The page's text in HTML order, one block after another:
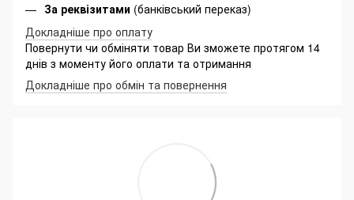
За реквізитами (банківський переказ)
Докладніше про оплату
Повернути чи обміняти товар Ви зможете протягом 14
днів з моменту його оплати та отримання
Докладніше про обмін та повернення